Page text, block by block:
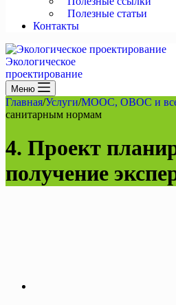
Полезные статьи
Контакты
Экологическое
проектирование
Меню
Главная/Услуги/МООС, ОВОС и все
санитарным нормам
4. Проект
получение